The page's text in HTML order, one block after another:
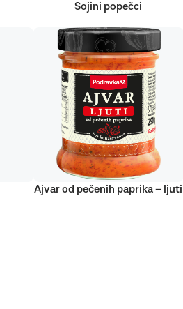
Sojini popečci
Ajvar od pečenih paprika – ljuti